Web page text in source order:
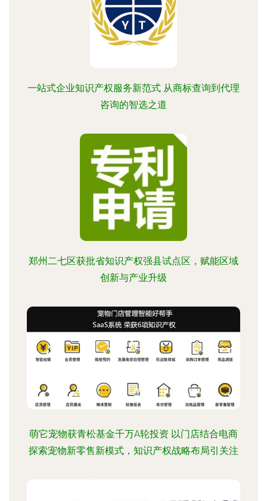
一站式企业知识产权服务新范式 从商标查询到代理
咨询的智选之道
郑州二七区获批省知识产权强县试点区，赋能区域
创新与产业升级
萌它宠物获青松基金千万A轮投资 以门店结合电商
探索宠物新零售新模式，知识产权战略布局引关注